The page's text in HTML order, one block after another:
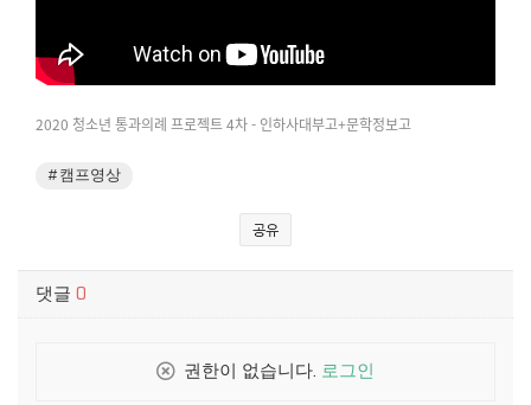
2020 청소년 통과의례 프로젝트 4차 - 인하사대부고+문학정보고
#캠프영상
공유
댓글 0
권한이 없습니다. 로그인